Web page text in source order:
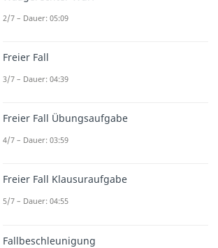
2/7 – Dauer: 05:09
Freier Fall
3/7 – Dauer: 04:39
Freier Fall Übungsaufgabe
4/7 – Dauer: 03:59
Freier Fall Klausuraufgabe
5/7 – Dauer: 04:55
Fallbeschleunigung